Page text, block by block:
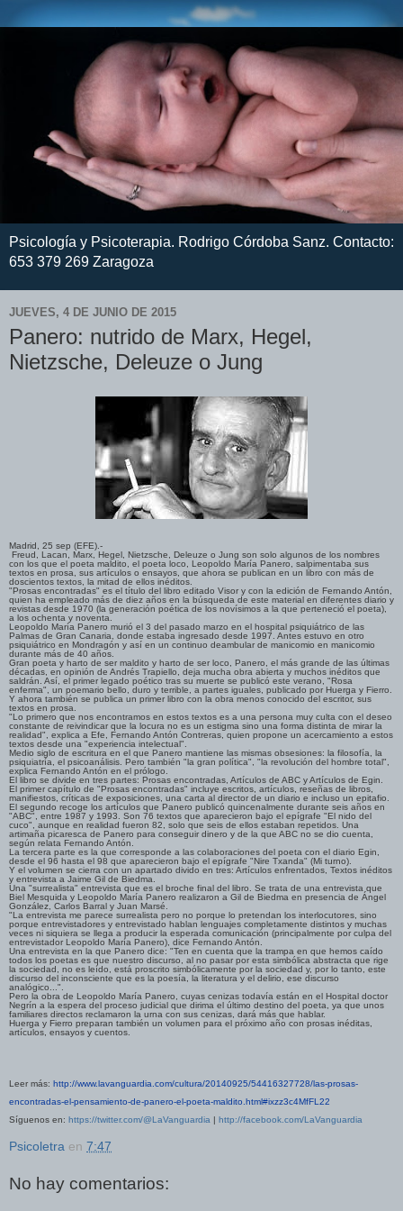
Psicología y Psicoterapia. Rodrigo Córdoba Sanz. Contacto:
653 379 269 Zaragoza
JUEVES, 4 DE JUNIO DE 2015
Panero: nutrido de Marx, Hegel,
Nietzsche, Deleuze o Jung
Madrid, 25 sep (EFE).-
Freud, Lacan, Marx, Hegel, Nietzsche, Deleuze o Jung son solo algunos de los nombres
con los que el poeta maldito, el poeta loco, Leopoldo María Panero, salpimentaba sus
textos en prosa, sus artículos o ensayos, que ahora se publican en un libro con más de
doscientos textos, la mitad de ellos inéditos.
"Prosas encontradas" es el título del libro editado Visor y con la edición de Fernando Antón,
quien ha empleado más de diez años en la búsqueda de este material en diferentes diario y
revistas desde 1970 (la generación poética de los novísimos a la que perteneció el poeta),
a los ochenta y noventa.
Leopoldo María Panero murió el 3 del pasado marzo en el hospital psiquiátrico de las
Palmas de Gran Canaria, donde estaba ingresado desde 1997. Antes estuvo en otro
psiquiátrico en Mondragón y así en un continuo deambular de manicomio en manicomio
durante más de 40 años.
Gran poeta y harto de ser maldito y harto de ser loco, Panero, el más grande de las últimas
décadas, en opinión de Andrés Trapiello, deja mucha obra abierta y muchos inéditos que
saldrán. Así, el primer legado poético tras su muerte se publicó este verano, "Rosa
enferma", un poemario bello, duro y terrible, a partes iguales, publicado por Huerga y Fierro.
Y ahora también se publica un primer libro con la obra menos conocido del escritor, sus
textos en prosa.
"Lo primero que nos encontramos en estos textos es a una persona muy culta con el deseo
constante de reivindicar que la locura no es un estigma sino una forma distinta de mirar la
realidad", explica a Efe, Fernando Antón Contreras, quien propone un acercamiento a estos
textos desde una "experiencia intelectual".
Medio siglo de escritura en el que Panero mantiene las mismas obsesiones: la filosofía, la
psiquiatría, el psicoanálisis. Pero también "la gran política", "la revolución del hombre total",
explica Fernando Antón en el prólogo.
El libro se divide en tres partes: Prosas encontradas, Artículos de ABC y Artículos de Egin.
El primer capítulo de "Prosas encontradas" incluye escritos, artículos, reseñas de libros,
manifiestos, críticas de exposiciones, una carta al director de un diario e incluso un epitafio.
El segundo recoge los artículos que Panero publicó quincenalmente durante seis años en
"ABC", entre 1987 y 1993. Son 76 textos que aparecieron bajo el epígrafe "El nido del
cuco", aunque en realidad fueron 82, solo que seis de ellos estaban repetidos. Una
artimaña picaresca de Panero para conseguir dinero y de la que ABC no se dio cuenta,
según relata Fernando Antón.
La tercera parte es la que corresponde a las colaboraciones del poeta con el diario Egin,
desde el 96 hasta el 98 que aparecieron bajo el epígrafe "Nire Txanda" (Mi turno).
Y el volumen se cierra con un apartado divido en tres: Artículos enfrentados, Textos inéditos
y entrevista a Jaime Gil de Biedma.
Una "surrealista" entrevista que es el broche final del libro. Se trata de una entrevista que
Biel Mesquida y Leopoldo María Panero realizaron a Gil de Biedma en presencia de Ángel
González, Carlos Barral y Juan Marsé.
"La entrevista me parece surrealista pero no porque lo pretendan los interlocutores, sino
porque entrevistadores y entrevistado hablan lenguajes completamente distintos y muchas
veces ni siquiera se llega a producir la esperada comunicación (principalmente por culpa del
entrevistador Leopoldo María Panero), dice Fernando Antón.
Una entrevista en la que Panero dice: "Ten en cuenta que la trampa en que hemos caído
todos los poetas es que nuestro discurso, al no pasar por esta simbólica abstracta que rige
la sociedad, no es leído, está proscrito simbólicamente por la sociedad y, por lo tanto, este
discurso del inconsciente que es la poesía, la literatura y el delirio, ese discurso
analógico...".
Pero la obra de Leopoldo María Panero, cuyas cenizas todavía están en el Hospital doctor
Negrín a la espera del proceso judicial que dirima el último destino del poeta, ya que unos
familiares directos reclamaron la urna con sus cenizas, dará más que hablar.
Huerga y Fierro preparan también un volumen para el próximo año con prosas inéditas,
artículos, ensayos y cuentos.
Leer más: http://www.lavanguardia.com/cultura/20140925/54416327728/las-prosas-
encontradas-el-pensamiento-de-panero-el-poeta-maldito.html#ixzz3c4MfFL22
Síguenos en: https://twitter.com/@LaVanguardia | http://facebook.com/LaVanguardia
Psicoletra en 7:47
No hay comentarios: